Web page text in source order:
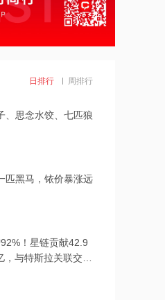
沪上阿姨大涨超9%
上调API服务定价
升！概念股异动，
球磷化铟晶圆整体需
激增约20倍！磷化铟
日排行 周排行
、思念水饺、七匹狼
匹黑马，铱价暴涨远
！星链贡献42.9
与特斯拉关联交易